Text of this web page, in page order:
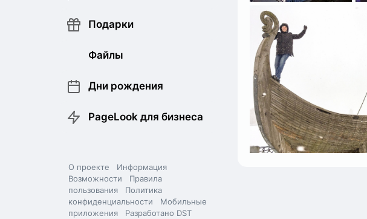
Подарки
Файлы
Дни рождения
PageLook для бизнеса
О проекте
Информация
Возможности
Правила
пользования
Политика
конфиденциальности
Мобильные
приложения
Разработано DST